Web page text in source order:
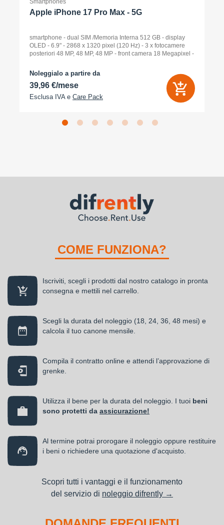
Smartphones
Apple iPhone 17 Pro Max - 5G
smartphone - dual SIM /Memoria Interna 512 GB - display
OLED - 6.9" - 2868 x 1320 pixel (120 Hz) - 3 x fotocamere
posteriori 48 MP, 48 MP, 48 MP - front camera 18 Megapixel -
Noleggialo a partire da
39,96 €/mese
Esclusa IVA e Care Pack
COME FUNZIONA?
Iscriviti, scegli i prodotti dal nostro catalogo in pronta
consegna e mettili nel carrello.
Scegli la durata del noleggio (18, 24, 36, 48 mesi) e
calcola il tuo canone mensile.
Compila il contratto online e attendi l’approvazione di
grenke.
Utilizza il bene per la durata del noleggio. I tuoi beni
sono protetti da assicurazione!
Al termine potrai prorogare il noleggio oppure restituire
i beni o richiedere una quotazione d'acquisto.
Scopri tutti i vantaggi e il funzionamento
del servizio di noleggio difrently →